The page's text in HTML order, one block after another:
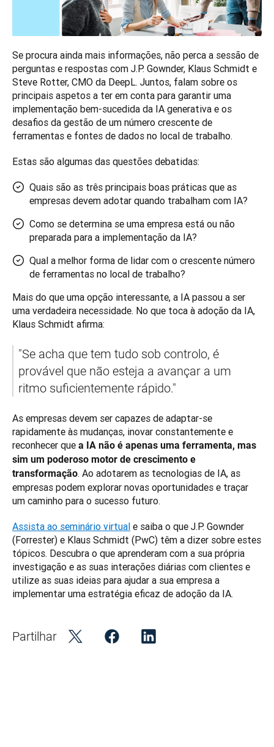
Se procura ainda mais informações, não perca a sessão de
perguntas e respostas com J.P. Gownder, Klaus Schmidt e
Steve Rotter, CMO da DeepL. Juntos, falam sobre os
principais aspetos a ter em conta para garantir uma
implementação bem-sucedida da IA generativa e os
desafios da gestão de um número crescente de
ferramentas e fontes de dados no local de trabalho.
Estas são algumas das questões debatidas:
Quais são as três principais boas práticas que as
empresas devem adotar quando trabalham com IA?
Como se determina se uma empresa está ou não
preparada para a implementação da IA?
Qual a melhor forma de lidar com o crescente número
de ferramentas no local de trabalho?
Mais do que uma opção interessante, a IA passou a ser
uma verdadeira necessidade. No que toca à adoção da IA,
Klaus Schmidt afirma:
"Se acha que tem tudo sob controlo, é
provável que não esteja a avançar a um
ritmo suficientemente rápido."
As empresas devem ser capazes de adaptar-se
rapidamente às mudanças, inovar constantemente e
reconhecer que a IA não é apenas uma ferramenta, mas
sim um poderoso motor de crescimento e
transformação. Ao adotarem as tecnologias de IA, as
empresas podem explorar novas oportunidades e traçar
um caminho para o sucesso futuro.
Assista ao seminário virtual e saiba o que J.P. Gownder
(Forrester) e Klaus Schmidt (PwC) têm a dizer sobre estes
tópicos. Descubra o que aprenderam com a sua própria
investigação e as suas interações diárias com clientes e
utilize as suas ideias para ajudar a sua empresa a
implementar uma estratégia eficaz de adoção da IA.
Partilhar